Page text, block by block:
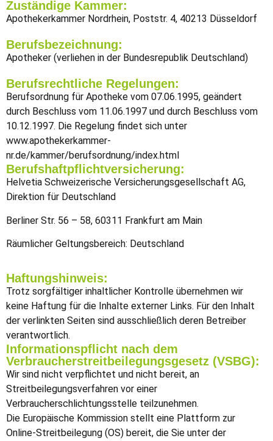
Zuständige Kammer:
Apothekerkammer Nordrhein, Poststr. 4, 40213 Düsseldorf
Berufsbezeichnung:
Apotheker (verliehen in der Bundesrepublik Deutschland)
Berufsrechtliche Regelungen:
Berufsordnung für Apotheke vom 07.06.1995, geändert
durch Beschluss vom 11.06.1997 und durch Beschluss vom
10.12.1997. Die Regelung findet sich unter
www.apothekerkammer-
nr.de/kammer/berufsordnung/index.html
Berufshaftpflichtversicherung:
Helvetia Schweizerische Versicherungsgesellschaft AG,
Direktion für Deutschland
Berliner Str. 56 – 58, 60311 Frankfurt am Main
Räumlicher Geltungsbereich: Deutschland
Haftungshinweis:
Trotz sorgfältiger inhaltlicher Kontrolle übernehmen wir
keine Haftung für die Inhalte externer Links. Für den Inhalt
der verlinkten Seiten sind ausschließlich deren Betreiber
verantwortlich.
Informationspflicht nach dem
Verbraucherstreitbeilegungsgesetz (VSBG):
Wir sind nicht verpflichtet und nicht bereit, an
Streitbeilegungsverfahren vor einer
Verbraucherschlichtungsstelle teilzunehmen.
Die Europäische Kommission stellt eine Plattform zur
Online-Streitbeilegung (OS) bereit, die Sie unter der